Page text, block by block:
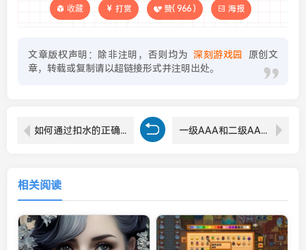
收藏 打赏 赞( 966 ) 海报
文章版权声明：除非注明，否则均为 深刻游戏园
原创文
章，转载或复制请以超链接形式并注明出处。
如何通过扣水的正确方法视频教程提升你的厨艺水平？ 一级AAA和二级AAA的区别是什么？如何影响你的投资选择？
相关阅读